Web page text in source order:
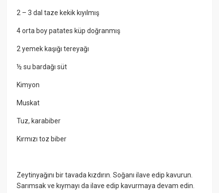
2 – 3 dal taze kekik kıyılmış
4 orta boy patates küp doğranmış
2 yemek kaşığı tereyağı
½ su bardağı süt
Kimyon
Muskat
Tuz, karabiber
Kırmızı toz biber
Zeytinyağını bir tavada kızdırın. Soğanı ilave edip kavurun.
Sarımsak ve kıymayı da ilave edip kavurmaya devam edin.